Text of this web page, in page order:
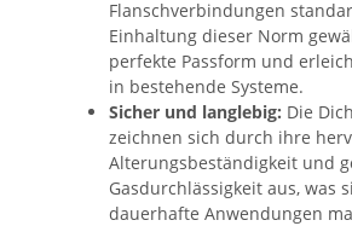
Flanschverbindungen
Einhaltung dieser Norm
perfekte Passform und
in bestehende Systeme.
Sicher und langlebig: Die
zeichnen sich durch ihre
Alterungsbeständigkeit und
Gasdurchlässigkeit aus, was
dauerhafte Anwendungen